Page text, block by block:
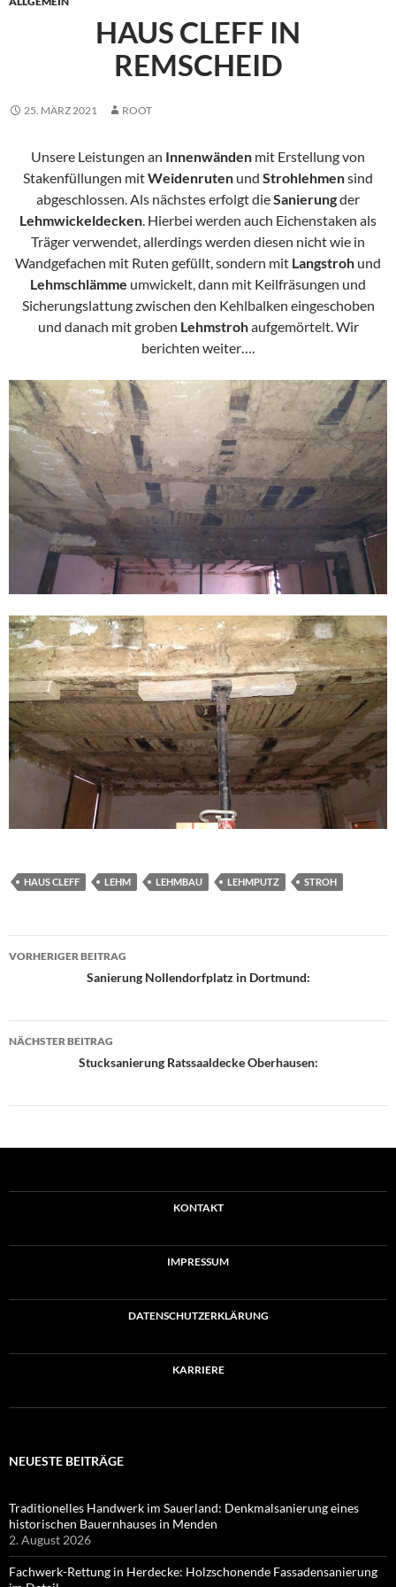
HAUS CLEFF IN
REMSCHEID
25. MÄRZ 2021 ROOT
Unsere Leistungen an Innenwänden mit Erstellung von
Stakenfüllungen mitWeidenruten und Strohlehmensind
abgeschlossen. Als nächstes erfolgt dieSanierungder
Lehmwickeldecken . Hierbei werden auch Eichenstaken als
Träger verwendet, allerdings werden diesen nicht wie in
Wandgefachen mit Ruten gefüllt, sondern mit Langstroh und
Lehmschlämme umwickelt, dann mit Keilfräsungen und
Sicherungslattung zwischen den Kehlbalken eingeschoben
und danach mit groben Lehmstrohaufgemörtelt. Wir
berichten weiter….
HAUS CLEFF LEHM LEHMBAU LEHMPUTZ STROH
Beitragsnavigation
VORHERIGER BEITRAG
Sanierung Nollendorfplatz in Dortmund:
NÄCHSTER BEITRAG
Stucksanierung Ratssaaldecke Oberhausen:
KONTAKT
IMPRESSUM
DATENSCHUTZERKLÄRUNG
KARRIERE
NEUESTE BEITRÄGE
Traditionelles Handwerk im Sauerland: Denkmalsanierung eines
historischen Bauernhauses in Menden
2. August 2026
Fachwerk-Rettung in Herdecke: Holzschonende Fassadensanierung